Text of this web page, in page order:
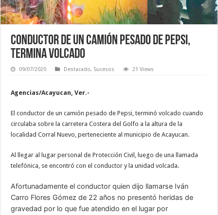
Conductor de un camión pesado de Pepsi,
termina volcado
09/07/2020 Destacado, Sucesos 21 Views
Agencias/Acayucan, Ver.-
El conductor de un camión pesado de Pepsi, terminó volcado cuando
circulaba sobre la carretera Costera del Golfo a la altura de la
localidad Corral Nuevo, perteneciente al municipio de Acayucan.
Al llegar al lugar personal de Protección Civil, luego de una llamada
telefónica, se encontró con el conductor y la unidad volcada.
Afortunadamente el conductor quien dijo llamarse Iván
Carro Flores Gómez de 22 años no presentó heridas de
gravedad por lo que fue atendido en el lugar por